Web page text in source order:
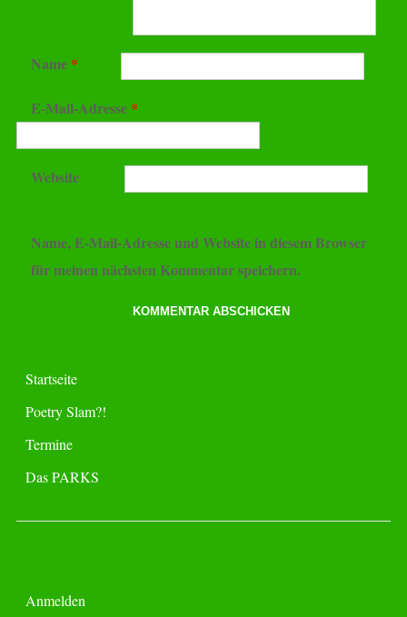
Name *
E-Mail-Adresse *
Website
Name, E-Mail-Adresse und Website in diesem Browser
für meinen nächsten Kommentar speichern.
Startseite
Poetry Slam?!
Termine
Das PARKS
Anmelden